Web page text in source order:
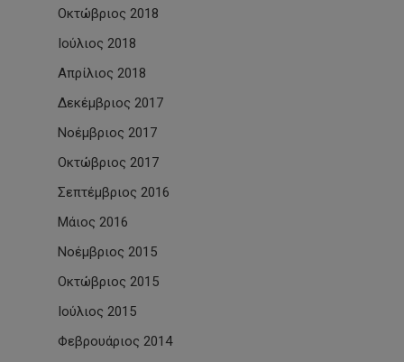
Οκτώβριος 2018
Ιούλιος 2018
Απρίλιος 2018
Δεκέμβριος 2017
Νοέμβριος 2017
Οκτώβριος 2017
Σεπτέμβριος 2016
Μάιος 2016
Νοέμβριος 2015
Οκτώβριος 2015
Ιούλιος 2015
Φεβρουάριος 2014